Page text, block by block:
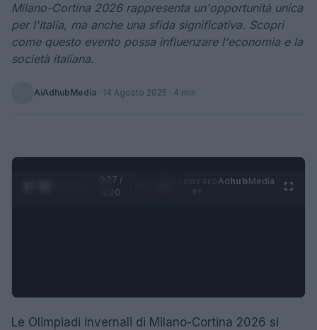
Milano-Cortina 2026 rappresenta un'opportunità unica
per l'Italia, ma anche una sfida significativa. Scopri
come questo evento possa influenzare l'economia e la
società italiana.
AiAdhubMedia · 14 Agosto 2025 · 4 min
0:28 /
1:20
AdhubMedia
Le Olimpiadi invernali di Milano-Cortina 2026 si